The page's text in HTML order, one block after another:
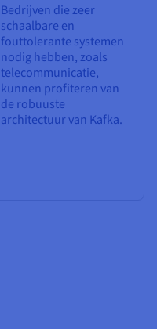
Bedrijven die zeer
schaalbare en
fouttolerante systemen
nodig hebben, zoals
telecommunicatie,
kunnen profiteren van
de robuuste
architectuur van Kafka.